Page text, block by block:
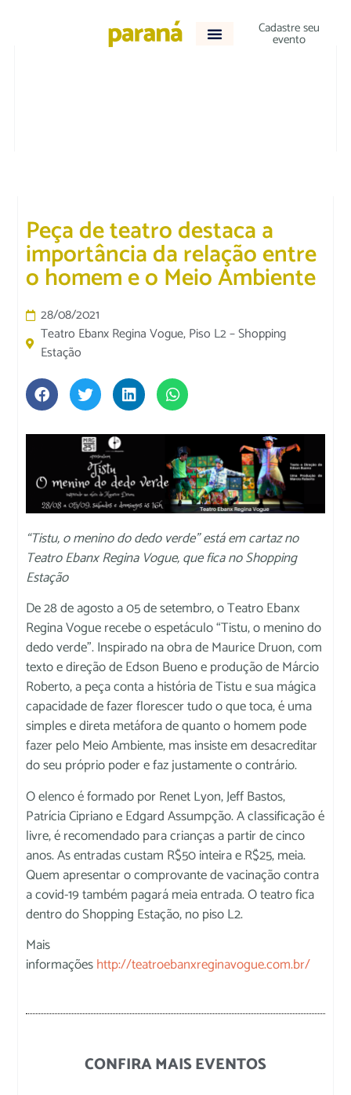
Cadastre seu
evento
Peça de teatro destaca a
importância da relação entre
o homem e o Meio Ambiente
28/08/2021
Teatro Ebanx Regina Vogue, Piso L2 – Shopping
Estação
“Tistu, o menino do dedo verde” está em cartaz no
Teatro Ebanx Regina Vogue, que fica no Shopping
Estação
De 28 de agosto a 05 de setembro, o Teatro Ebanx
Regina Vogue recebe o espetáculo “Tistu, o menino do
dedo verde”. Inspirado na obra de Maurice Druon, com
texto e direção de Edson Bueno e produção de Márcio
Roberto, a peça conta a história de Tistu e sua mágica
capacidade de fazer florescer tudo o que toca, é uma
simples e direta metáfora de quanto o homem pode
fazer pelo Meio Ambiente, mas insiste em desacreditar
do seu próprio poder e faz justamente o contrário.
O elenco é formado por Renet Lyon, Jeff Bastos,
Patrícia Cipriano e Edgard Assumpção. A classificação é
livre, é recomendado para crianças a partir de cinco
anos. As entradas custam R$50 inteira e R$25, meia.
Quem apresentar o comprovante de vacinação contra
a covid-19 também pagará meia entrada. O teatro fica
dentro do Shopping Estação, no piso L2.
Mais
informaçõeshttp://teatroebanxreginavogue.com.br/
CONFIRA MAIS EVENTOS